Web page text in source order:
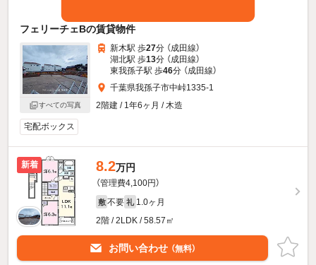
フェリーチェBの賃貸物件
すべての写真
新木駅 歩27分 （成田線）
湖北駅 歩13分 （成田線）
東我孫子駅 歩46分 （成田線）
千葉県我孫子市中峠1335-1
2階建 / 1年6ヶ月 / 木造
宅配ボックス
新着 8.2万円
（管理費4,100円）
敷 不要 礼 1.0ヶ月
2階 / 2LDK / 58.57㎡
お問い合わせ （無料）